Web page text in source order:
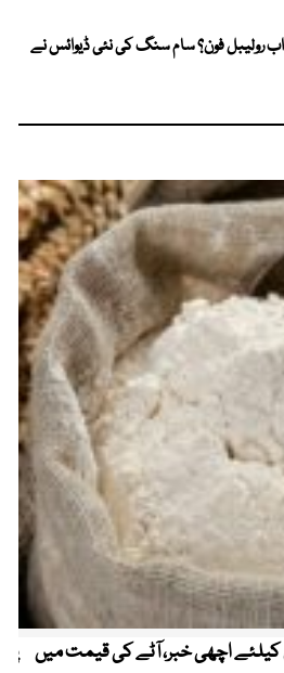
اب رولیبل فون؟ سام سنگ کی نئی ڈیوائس نے
اچھی خبر، آٹے کی قیمت میں